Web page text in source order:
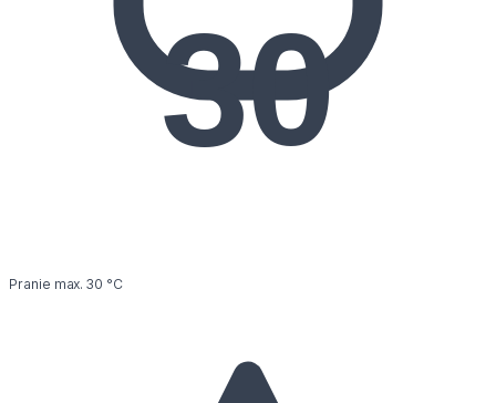
30
Pranie max. 30 °C